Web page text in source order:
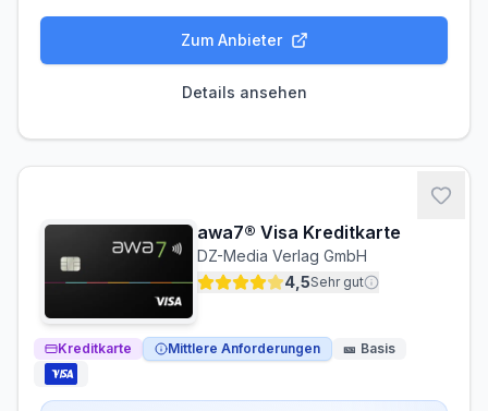
Kostenlos
Zinsen & Kredit
ZINSFREIE ZEIT
90 Tage
MINDESTTILGUNG
3%
Zinsen nur bei aktiver Teilzahlung
deine Abrechnung vollständig begleichst (100 %-
Abbuchung bis zum Fälligkeitstermin). Bei aktivierter
Teilzahlung (Standard
Umsatzbuchung auf den offenen Saldo an.
Zum Anbieter
Details ansehen
awa7® Visa Kreditkarte
DZ-Media Verlag GmbH
4,5Sehr gut
Kreditkarte Mittlere Anforderungen 🎫 Basis